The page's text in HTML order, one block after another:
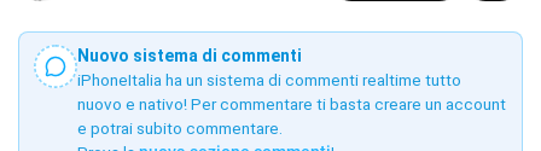
Nuovo sistema di commenti
iPhoneItalia ha un sistema di commenti realtime tutto
nuovo e nativo! Per commentare ti basta creare un account
e potrai subito commentare.